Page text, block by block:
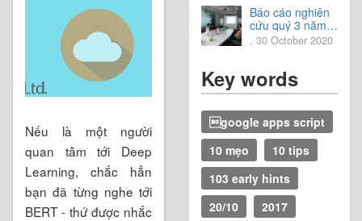
Nếu là một người
quan tâm tới Deep
Learning, chắc hẳn
bạn đã từng nghe tới
BERT - thứ được nhắc
Báo cáo nghiên
cứu quý 3 năm
2020
, 30 October 2020
Key words
google apps script
10 mẹo
10 tips
103 early hints
20/10
2017